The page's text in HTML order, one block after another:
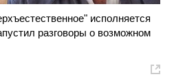
исполняется
разговоры о возможном